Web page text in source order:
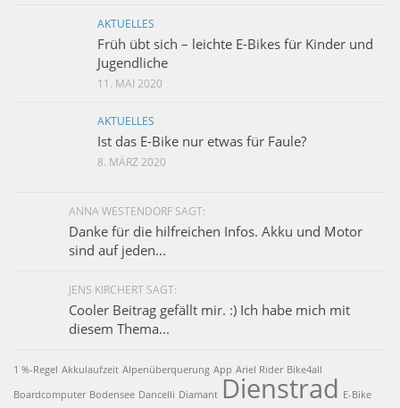
AKTUELLES
Früh übt sich – leichte E-Bikes für Kinder und
Jugendliche
11. MAI 2020
AKTUELLES
Ist das E-Bike nur etwas für Faule?
8. MÄRZ 2020
ANNA WESTENDORF SAGT:
Danke für die hilfreichen Infos. Akku und Motor
sind auf jeden...
JENS KIRCHERT SAGT:
Cooler Beitrag gefällt mir. :) Ich habe mich mit
diesem Thema...
1 %-Regel Akkulaufzeit Alpenüberquerung App Ariel Rider Bike4all
Boardcomputer Bodensee Dancelli Diamant Dienstrad E-Bike